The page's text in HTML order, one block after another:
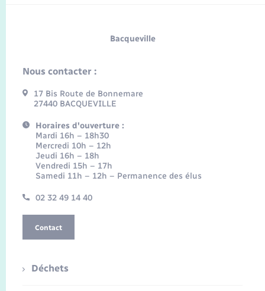
Bacqueville
Nous contacter :
17 Bis Route de Bonnemare
27440 BACQUEVILLE
Horaires d'ouverture :
Mardi 16h – 18h30
Mercredi 10h – 12h
Jeudi 16h – 18h
Vendredi 15h – 17h
Samedi 11h – 12h – Permanence des élus
02 32 49 14 40
Contact
Déchets